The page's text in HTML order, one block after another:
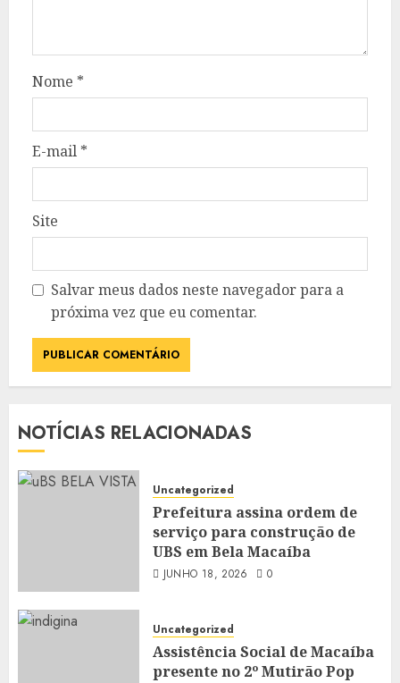
Nome *
E-mail *
Site
Salvar meus dados neste navegador para a
próxima vez que eu comentar.
NOTÍCIAS RELACIONADAS
Uncategorized
Prefeitura assina ordem de
serviço para construção de
UBS em Bela Macaíba
JUNHO 18, 2026 0
Uncategorized
Assistência Social de Macaíba
presente no 2º Mutirão Pop